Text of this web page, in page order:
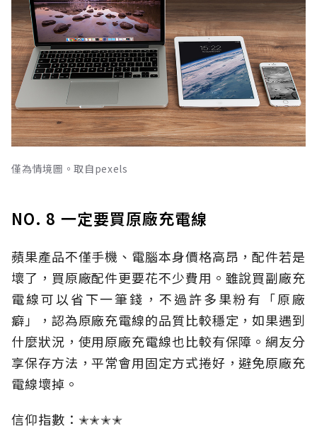
僅為情境圖。取自pexels
NO. 8 一定要買原廠充電線
蘋果產品不僅手機、電腦本身價格高昂，配件若是
壞了，買原廠配件更要花不少費用。雖說買副廠充
電線可以省下一筆錢，不過許多果粉有「原廠
癖」，認為原廠充電線的品質比較穩定，如果遇到
什麼狀況，使用原廠充電線也比較有保障。網友分
享保存方法，平常會用固定方式捲好，避免原廠充
電線壞掉。
信仰指數：✭✭✭✭